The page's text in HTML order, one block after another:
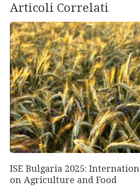
Articoli Correlati
ISE Bulgaria 2025:
on Agriculture and Food